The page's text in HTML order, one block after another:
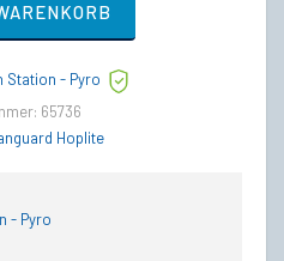
Station - Pyro
65736
Hoplite